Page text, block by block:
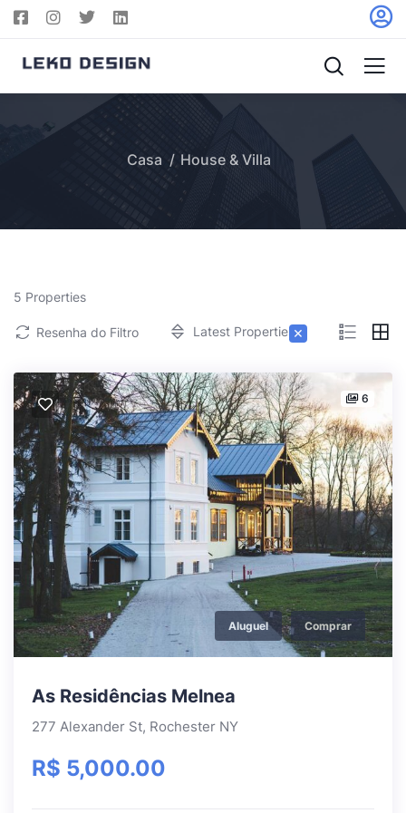
Casa House & Villa
5 Properties
Resenha do Filtro ×
Latest Properties
6
Aluguel Comprar
As Residências Melnea
277 Alexander St, Rochester NY
R$ 5,000.00